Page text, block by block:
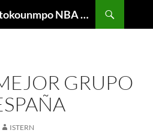
Camiseta Giannis Antetokounmpo NBA Barata
GRUPO
ISTERN